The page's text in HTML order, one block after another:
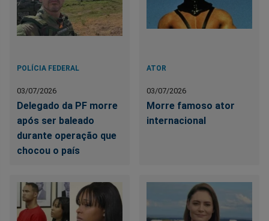
POLÍCIA FEDERAL
03/07/2026
Delegado da PF morre
após ser baleado
durante operação que
chocou o país
ATOR
03/07/2026
Morre famoso ator
internacional